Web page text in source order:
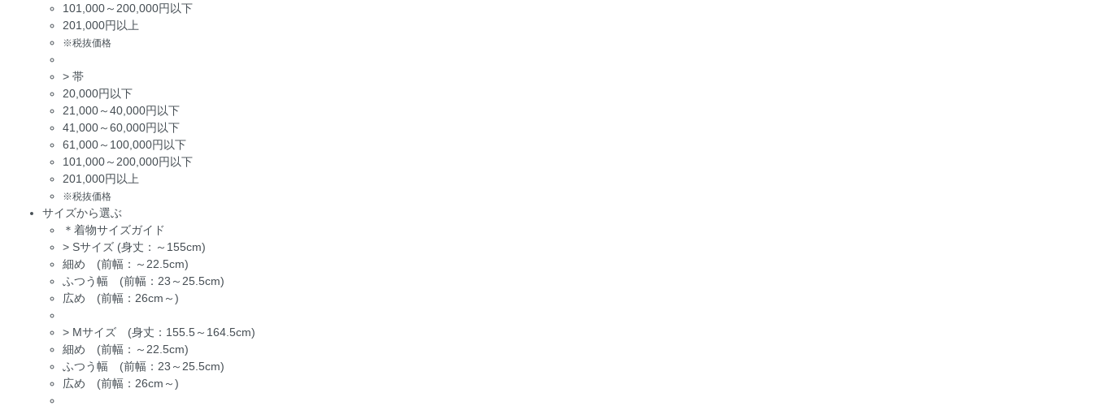
101,000～200,000円以下
201,000円以上
※税抜価格
> 帯
20,000円以下
21,000～40,000円以下
41,000～60,000円以下
61,000～100,000円以下
101,000～200,000円以下
201,000円以上
※税抜価格
サイズから選ぶ
＊着物サイズガイド
> Sサイズ (身丈：～155cm)
細め (前幅：～22.5cm)
ふつう幅 (前幅：23～25.5cm)
広め (前幅：26cm～)
> Mサイズ (身丈：155.5～164.5cm)
細め (前幅：～22.5cm)
ふつう幅 (前幅：23～25.5cm)
広め (前幅：26cm～)